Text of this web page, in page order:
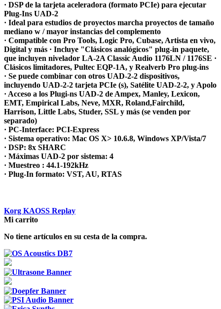
· DSP de la tarjeta aceleradora (formato PCIe) para ejecutar
Plug-Ins UAD-2
· Ideal para estudios de proyectos marcha proyectos de tamaño
mediano w / mayor instancias del complemento
· Compatible con Pro Tools, Logic Pro, Cubase, Artista en vivo,
Digital y más · Incluye "Clásicos analógicos" plug-in paquete,
que incluyen nivelador LA-2A Classic Audio 1176LN / 1176SE ·
Clásicos limitadores, Pultec EQP-1A, y Realverb Pro plug-ins
· Se puede combinar con otros UAD-2-2 dispositivos,
incluyendo UAD-2-2 tarjeta PCIe (s), Satélite UAD-2-2, y Apolo
· Acceso a los Plugi-ns UAD-2 de Ampex, Manley, Lexicon,
EMT, Empirical Labs, Neve, MXR, Roland,Fairchild,
Harrison, Little Labs, Studer, SSL y más (se venden por
separado)
· PC-Interface: PCI-Express
· Sistema operativo: Mac OS X> 10.6.8, Windows XP/Vista/7
· DSP: 8x SHARC
· Máximas UAD-2 por sistema: 4
· Muestreo : 44.1-192kHz
· Plug-In formato: VST, AU, RTAS
Korg KAOSS Replay
Mi carrito
No tiene artículos en su cesta de la compra.